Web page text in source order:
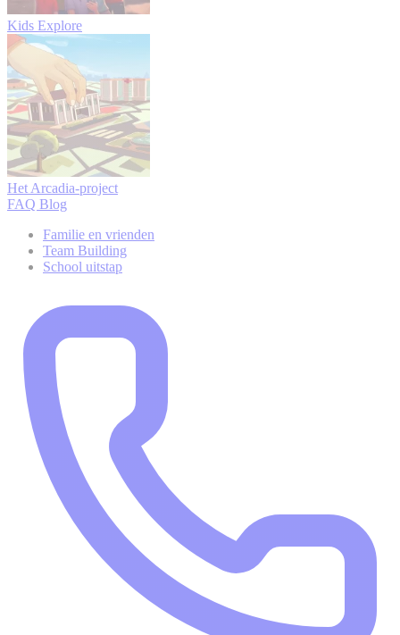
Kids Explore
Het Arcadia-project
FAQ Blog
Familie en vrienden
Team Building
School uitstap